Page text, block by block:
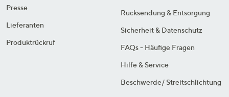
Presse
Lieferanten
Produktrückruf
Rücksendung & Entsorgung
Sicherheit & Datenschutz
FAQs - Häufige Fragen
Hilfe & Service
Beschwerde/ Streitschlichtung